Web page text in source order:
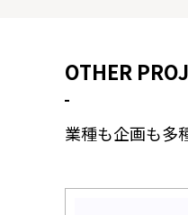
OTHER
業種も企画も多